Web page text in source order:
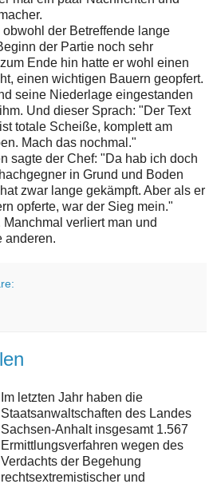
der Betreffende lange
der Partie noch sehr
Ende hin hatte er wohl einen
einen wichtigen Bauern geopfert.
seine Niederlage eingestanden
Und dieser Sprach: "Der Text
totale Scheiße, komplett am
Mach das nochmal."
sagte der Chef: "Da hab ich doch
in Grund und Boden
zwar lange gekämpft. Aber als er
opferte, war der Sieg mein."
verliert man und
anderen.
Im letzten Jahr haben die
Staatsanwaltschaften des Landes
Sachsen-Anhalt insgesamt 1.567
Ermittlungsverfahren wegen des
Verdachts der Begehung
rechtsextremistischer und